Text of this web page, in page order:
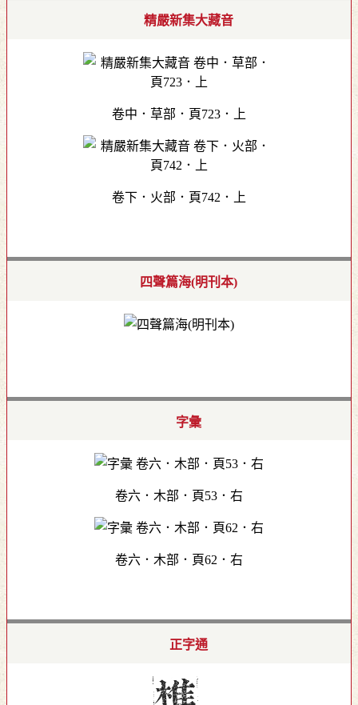
精嚴新集大藏音
卷中．草部．頁723．上
卷下．火部．頁742．上
四聲篇海(明刊本)
字彙
卷六．木部．頁53．右
卷六．木部．頁62．右
正字通